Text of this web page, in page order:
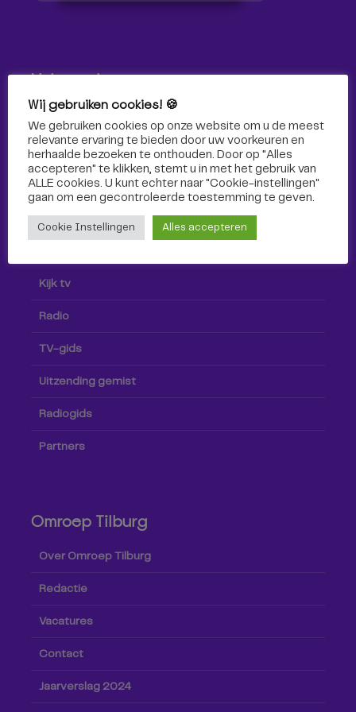
Volg ons!
Volg Omroep Tilburg niet alleen hier, maar ook via social
media!
Kijk tv
Radio
TV-gids
Uitzending gemist
Radiogids
Partners
Omroep Tilburg
Over Omroep Tilburg
Redactie
Vacatures
Contact
Jaarverslag 2024
Wij gebruiken cookies! 🍪
We gebruiken cookies op onze website om u de meest
relevante ervaring te bieden door uw voorkeuren en
herhaalde bezoeken te onthouden. Door op "Alles
accepteren" te klikken, stemt u in met het gebruik van
ALLE cookies. U kunt echter naar "Cookie-instellingen"
gaan om een ​​gecontroleerde toestemming te geven.
Cookie Instellingen Alles accepteren